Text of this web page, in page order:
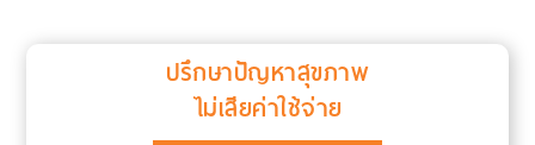
ปรึกษาปัญหาสุขภาพ
ไม่เสียค่าใช้จ่าย